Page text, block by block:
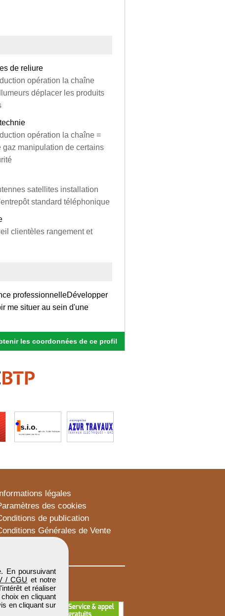
de reliure
opération la chaîne
déplacer les produits
opération la chaîne =
manipulation de certains
satellites installation
standard téléphonique
clientèles rangement et
professionnelleDévelopper
me situer au sein d'une
les coordonnées de ce profil
En poursuivant
/ CGU et notre
et réaliser
en cliquant
en cliquant sur
Informations légales
des cookies
de publication
Générales de Vente